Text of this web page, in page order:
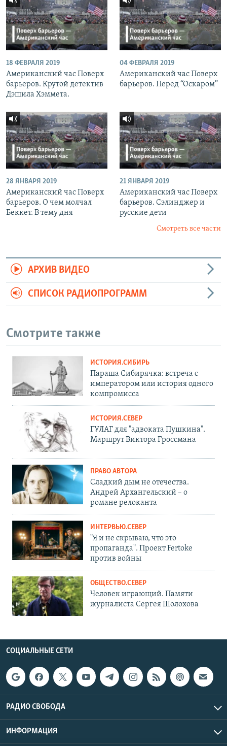
18 ФЕВРАЛЯ 2019
Американский час Поверх
барьеров. Крутой детектив
Дэшила Хэммета.
04 ФЕВРАЛЯ 2019
Американский час Поверх
барьеров. Перед “Оскаром”
28 ЯНВАРЯ 2019
Американский час Поверх
барьеров. О чем молчал
Беккет. В тему дня
21 ЯНВАРЯ 2019
Американский час Поверх
барьеров. Сэлинджер и
русские дети
Смотреть все части
АРХИВ ВИДЕО
СПИСОК РАДИОПРОГРАММ
Смотрите также
ИСТОРИЯ.СИБИРЬ
Параша Сибирячка: встреча с
императором или история одного
компромисса
ИСТОРИЯ.СЕВЕР
ГУЛАГ для "адвоката Пушкина".
Маршрут Виктора Гроссмана
ПРАВО АВТОРА
Сладкий дым не отечества.
Андрей Архангельский – о
романе релоканта
ИНТЕРВЬЮ.СЕВЕР
"Я и не скрываю, что это
пропаганда". Проект Fertoke
против войны
ОБЩЕСТВО.СЕВЕР
Человек играющий. Памяти
журналиста Сергея Шолохова
СОЦИАЛЬНЫЕ СЕТИ
РАДИО СВОБОДА
ИНФОРМАЦИЯ